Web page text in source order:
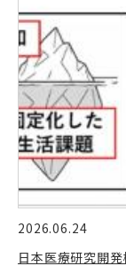
2026.06.24
日本医療研究開